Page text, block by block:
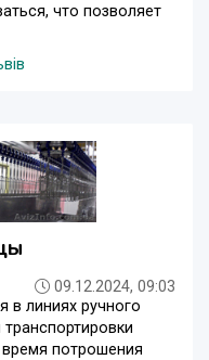
что позволяет
09.12.2024, 09:03
в линиях ручного
потрошения